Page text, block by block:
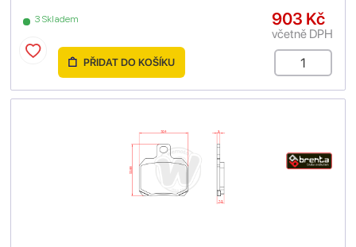
3 Skladem 903 Kč
včetně DPH
PŘIDAT DO KOŠÍKU